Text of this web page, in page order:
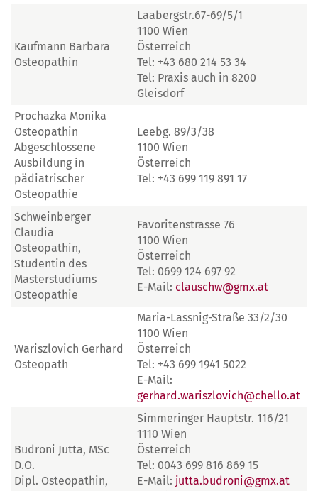
Kaufmann Barbara
Osteopathin
Laabergstr.67-69/5/1
1100 Wien
Österreich
Tel: +43 680 214 53 34
Tel: Praxis auch in 8200
Gleisdorf
Prochazka Monika
Osteopathin
Abgeschlossene
Ausbildung in
pädiatrischer
Osteopathie
Leebg. 89/3/38
1100 Wien
Österreich
Tel: +43 699 119 891 17
Schweinberger
Claudia
Osteopathin,
Studentin des
Masterstudiums
Osteopathie
Favoritenstrasse 76
1100 Wien
Österreich
Tel: 0699 124 697 92
E-Mail: clauschw@gmx.at
Wariszlovich Gerhard
Osteopath
Maria-Lassnig-Straße 33/2/30
1100 Wien
Österreich
Tel: +43 699 1941 5022
E-Mail:
gerhard.wariszlovich@chello.at
Budroni Jutta, MSc
D.O.
Dipl. Osteopathin,
Simmeringer Hauptstr. 116/21
1110 Wien
Österreich
Tel: 0043 699 816 869 15
E-Mail: jutta.budroni@gmx.at